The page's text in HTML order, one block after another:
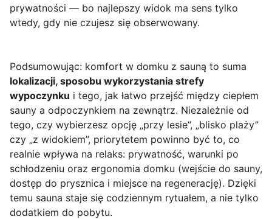
prywatności — bo najlepszy widok ma sens tylko
wtedy, gdy nie czujesz się obserwowany.
Podsumowując: komfort w domku z sauną to suma
lokalizacji, sposobu wykorzystania strefy
wypoczynku i tego, jak łatwo przejść między ciepłem
sauny a odpoczynkiem na zewnątrz. Niezależnie od
tego, czy wybierzesz opcję „przy lesie”, „blisko plaży”
czy „z widokiem”, priorytetem powinno być to, co
realnie wpływa na relaks: prywatność, warunki po
schłodzeniu oraz ergonomia domku (wejście do sauny,
dostęp do prysznica i miejsce na regenerację). Dzięki
temu sauna staje się codziennym rytuałem, a nie tylko
dodatkiem do pobytu.